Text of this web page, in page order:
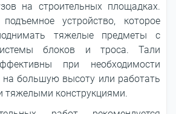
на строительных площадках.
устройство, которое
тяжелые предметы с
блоков и троса. Тали
при необходимости
на большую высоту или работать
тяжелыми конструкциями.